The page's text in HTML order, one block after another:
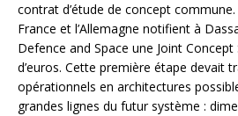
contrat d’étude de concept
France et l’Allemagne notifient à
Defence and Space une Joint
d’euros. Cette première étape devait
opérationnels en architectures
grandes lignes du futur système :